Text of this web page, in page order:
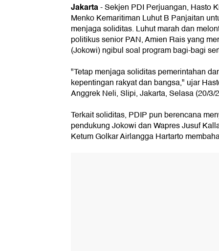
Jakarta-Sekjen PDI Perjuangan, Hasto
Menko Kemaritiman Luhut B Panjaitan
menjaga soliditas. Luhut marah dan
politikus senior PAN, Amien Rais yang
(Jokowi) ngibul soal program bagi-bagi
"Tetap menjaga soliditas pemerintahan
kepentingan rakyat dan bangsa," ujar
Anggrek Neli, Slipi, Jakarta, Selasa (20/3/
Terkait soliditas, PDIP pun berencana
pendukung Jokowi dan Wapres Jusuf
Ketum Golkar Airlangga Hartarto